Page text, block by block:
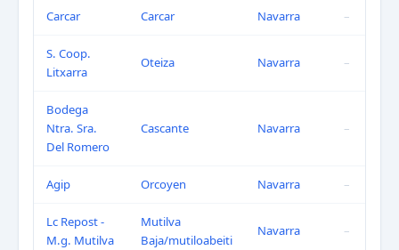
Carcar Carcar Navarra –
S. Coop.
Litxarra
Oteiza Navarra –
Bodega
Ntra. Sra.
Del Romero
Cascante Navarra –
Agip Orcoyen Navarra –
Lc Repost -
M.g. Mutilva
Mutilva
Baja/mutiloabeiti
Navarra –